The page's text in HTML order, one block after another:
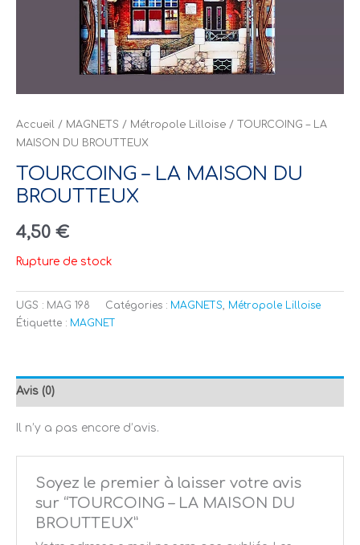
Accueil / MAGNETS / Métropole Lilloise / TOURCOING – LA
MAISON DU BROUTTEUX
TOURCOING – LA MAISON DU
BROUTTEUX
4,50 €
Rupture de stock
UGS : MAG 198 Catégories : MAGNETS, Métropole Lilloise
Étiquette : MAGNET
Avis (0)
Il n’y a pas encore d’avis.
Soyez le premier à laisser votre avis
sur “TOURCOING – LA MAISON DU
BROUTTEUX”